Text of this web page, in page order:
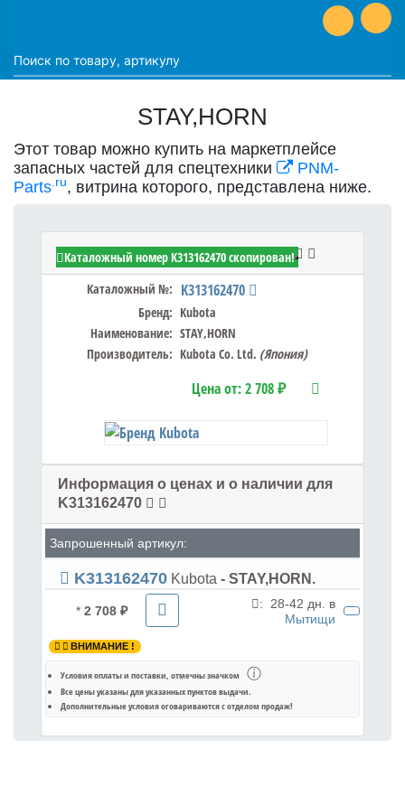
STAY,HORN
Этот товар можно купить на маркетплейсе
запасных частей для спецтехники
PNM-
Parts.ru, витрина которого, представлена ниже.
Kubota K313162470 - STAY,HORN
Каталожный №: K313162470
Бренд: Kubota
Наименование: STAY,HORN
Производитель: Kubota Co. Ltd. (Япония)
Цена от:2 708 ₽
Каталожный номер K313162470 скопирован!
Информация о ценах и о наличии для
K313162470
Запрошенный артикул:
K313162470 Kubota - STAY,HORN.
* 2 708 ₽ : 28-42 дн. в
Мытищи
ВНИМАНИЕ !
Условия оплаты и поставки, отмечны значком ⓘ
Все цены указаны дляуказанных пунктов выдачи.
Дополнительные условия оговариваются с отделом продаж!